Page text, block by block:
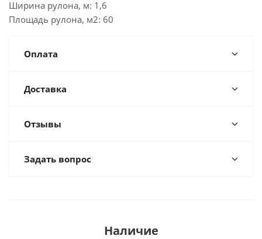
Ширина рулона, м: 1,6
Площадь рулона, м2: 60
Оплата
Доставка
Отзывы
Задать вопрос
Наличие